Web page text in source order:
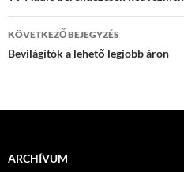
KÖVETKEZŐ BEJEGYZÉS
Bevilágítók a lehető legjobb áron
ARCHÍVUM